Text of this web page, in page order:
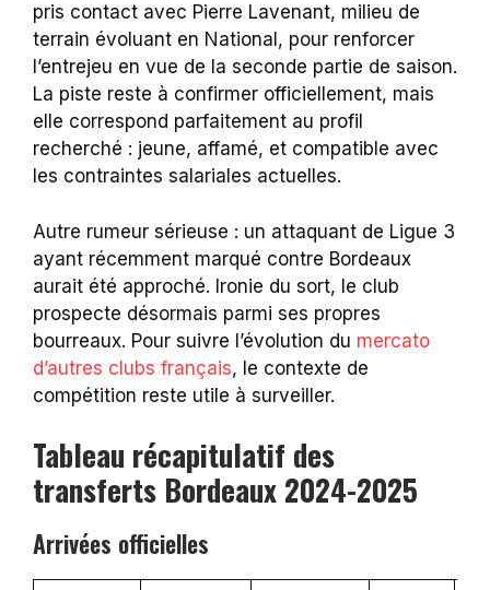
pris contact avec Pierre Lavenant, milieu de
terrain évoluant en National, pour renforcer
l’entrejeu en vue de la seconde partie de saison.
La piste reste à confirmer officiellement, mais
elle correspond parfaitement au profil
recherché : jeune, affamé, et compatible avec
les contraintes salariales actuelles.
Autre rumeur sérieuse : un attaquant de Ligue 3
ayant récemment marqué contre Bordeaux
aurait été approché. Ironie du sort, le club
prospecte désormais parmi ses propres
bourreaux. Pour suivre l’évolution du mercato
d’autres clubs français, le contexte de
compétition reste utile à surveiller.
Tableau récapitulatif des
transferts Bordeaux 2024-2025
Arrivées officielles